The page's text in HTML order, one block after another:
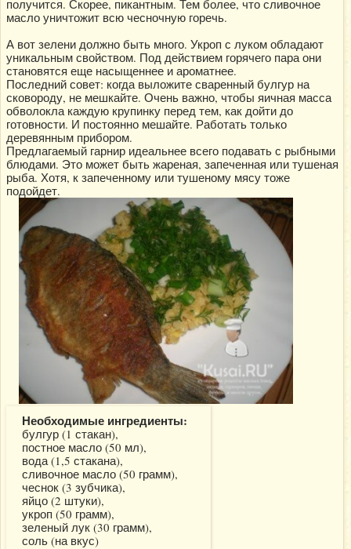
получится. Скорее, пикантным. Тем более, что сливочное
масло уничтожит всю чесночную горечь.
А вот зелени должно быть много. Укроп с луком обладают
уникальным свойством. Под действием горячего пара они
становятся еще насыщеннее и ароматнее.
Последний совет: когда выложите сваренный булгур на
сковороду, не мешкайте. Очень важно, чтобы яичная масса
обволокла каждую крупинку перед тем, как дойти до
готовности. И постоянно мешайте. Работать только
деревянным прибором.
Предлагаемый гарнир идеальнее всего подавать с рыбными
блюдами. Это может быть жареная, запеченная или тушеная
рыба. Хотя, к запеченному или тушеному мясу тоже
подойдет.
Необходимые ингредиенты:
булгур (1 стакан),
постное масло (50 мл),
вода (1,5 стакана),
сливочное масло (50 грамм),
чеснок (3 зубчика),
яйцо (2 штуки),
укроп (50 грамм),
зеленый лук (30 грамм),
соль (на вкус)